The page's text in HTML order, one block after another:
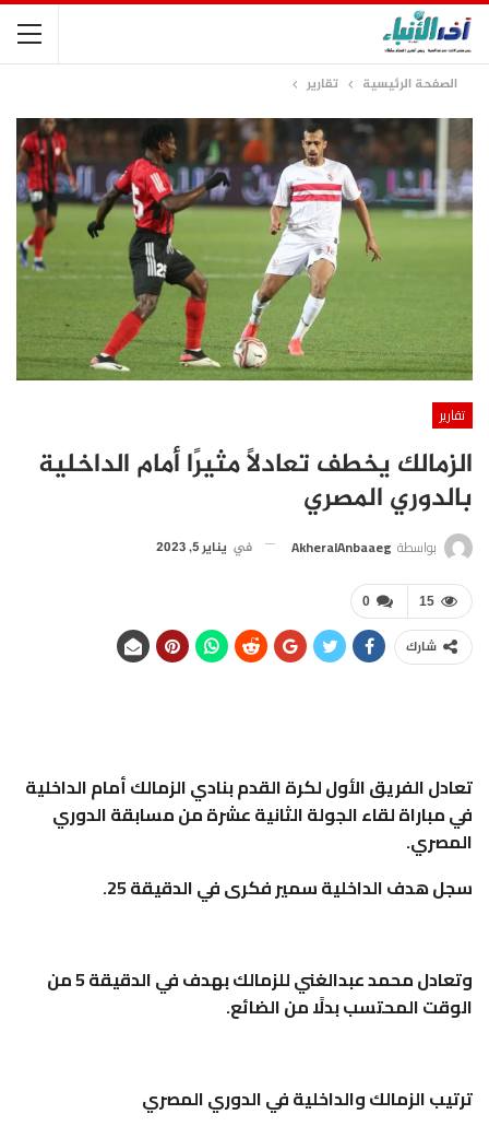
الصفحة الرئيسية تقارير
تقارير
الزمالك يخطف تعادلًا مثيرًا أمام الداخلية
بالدوري المصري
بواسطة AkheralAnbaaeg في يناير 5, 2023
0 15
شارك
تعادل الفريق الأول لكرة القدم بنادي الزمالك أمام الداخلية
في مباراة لقاء الجولة الثانية عشرة من مسابقة الدوري
المصري.
سجل هدف الداخلية سمير فكرى في الدقيقة 25.
وتعادل محمد عبدالغني للزمالك بهدف في الدقيقة 5 من
الوقت المحتسب بدلًا من الضائع.
ترتيب الزمالك والداخلية في الدوري المصري